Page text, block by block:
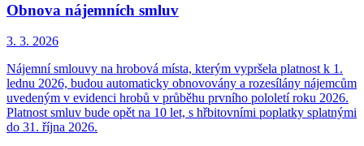
Obnova nájemních smluv
3. 3. 2026
Nájemní smlouvy na hrobová místa, kterým vypršela platnost k 1.
lednu 2026, budou automaticky obnovovány a rozesílány nájemcům
uvedeným v evidenci hrobů v průběhu prvního pololetí roku 2026.
Platnost smluv bude opět na 10 let, s hřbitovními poplatky splatnými
do 31. října 2026.